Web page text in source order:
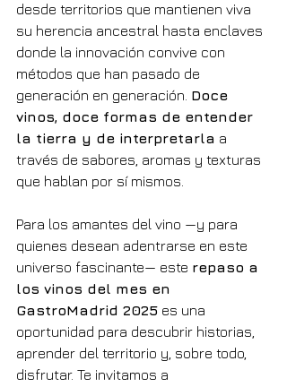
desde territorios que mantienen viva
su herencia ancestral hasta enclaves
donde la innovación convive con
métodos que han pasado de
generación en generación. Doce
vinos, doce formas de entender
la tierra y de interpretarla a
través de sabores, aromas y texturas
que hablan por sí mismos.
Para los amantes del vino —y para
quienes desean adentrarse en este
universo fascinante— este repaso a
los vinos del mes en
GastroMadrid 2025 es una
oportunidad para descubrir historias,
aprender del territorio y, sobre todo,
disfrutar. Te invitamos a